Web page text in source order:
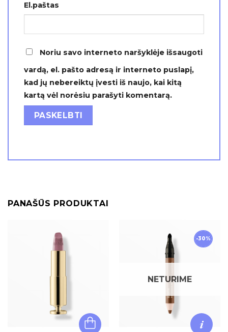
El.paštas
Noriu savo interneto naršyklėje išsaugoti
vardą, el. pašto adresą ir interneto puslapį,
kad jų nebereiktų įvesti iš naujo, kai kitą
kartą vėl norėsiu parašyti komentarą.
PANAŠŪS PRODUKTAI
-30%
NETURIME